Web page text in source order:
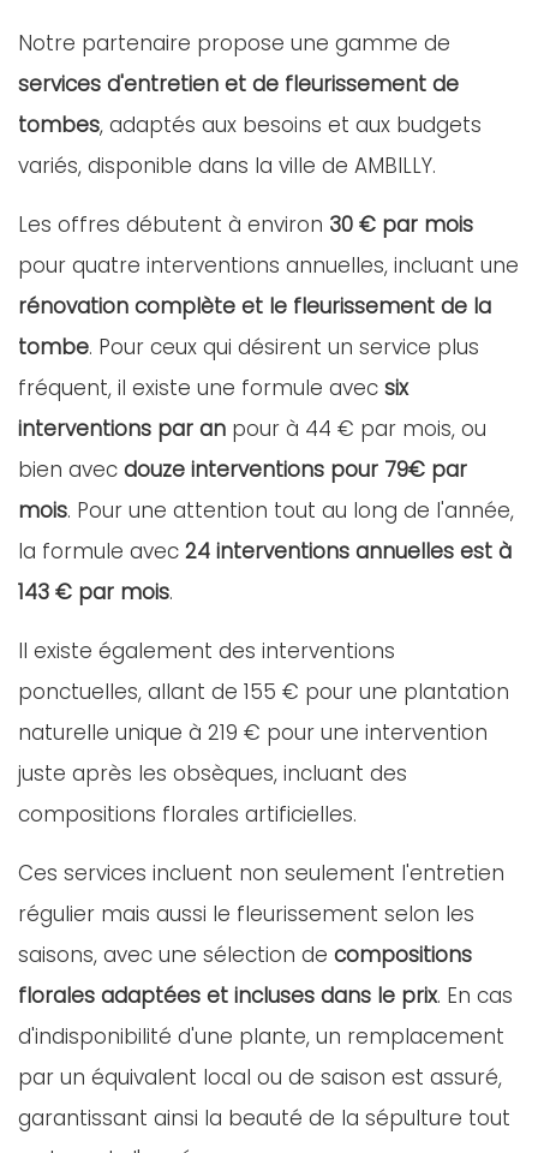
Notre partenaire propose une gamme de
services d'entretien et de fleurissement de
tombes, adaptés aux besoins et aux budgets
variés, disponible dans la ville de AMBILLY.
Les offres débutent à environ 30 € par mois
pour quatre interventions annuelles, incluant une
rénovation complète et le fleurissement de la
tombe. Pour ceux qui désirent un service plus
fréquent, il existe une formule avec six
interventions par an pour à 44 € par mois, ou
bien avec douze interventions pour 79€ par
mois. Pour une attention tout au long de l'année,
la formule avec 24 interventions annuelles est à
143 € par mois.
Il existe également des interventions
ponctuelles, allant de 155 € pour une plantation
naturelle unique à 219 € pour une intervention
juste après les obsèques, incluant des
compositions florales artificielles.
Ces services incluent non seulement l'entretien
régulier mais aussi le fleurissement selon les
saisons, avec une sélection de compositions
florales adaptées et incluses dans le prix. En cas
d'indisponibilité d'une plante, un remplacement
par un équivalent local ou de saison est assuré,
garantissant ainsi la beauté de la sépulture tout